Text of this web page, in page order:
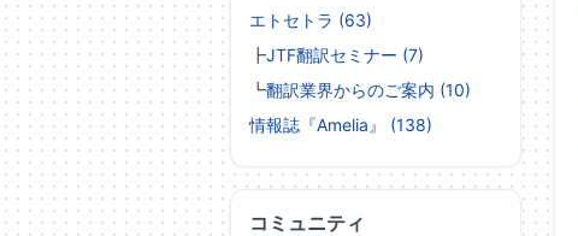
エトセトラ (63)
┣JTF翻訳セミナー (7)
┗翻訳業界からのご案内 (10)
情報誌『Amelia』 (138)
コミュニティ